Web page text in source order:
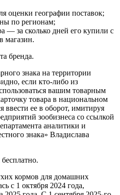
оценки географии поставок;
по регионам;
— за сколько дней его купили с
магазин.
бренда.
знака на территории
если кто-либо из
вашим товарным
товара в национальном
ввести ее в оборот, имитируя
зообизнеса со ссылкой
аналитики и
знака» Владислава
кормов для домашних
с 1 октября 2024 года,